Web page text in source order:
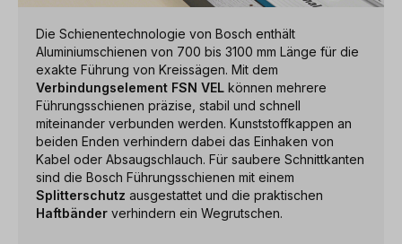
Die Schienentechnologie von Bosch enthält
Aluminiumschienen von 700 bis 3100 mm Länge für die
exakte Führung von Kreissägen. Mit dem
Verbindungselement FSN VEL können mehrere
Führungsschienen präzise, stabil und schnell
miteinander verbunden werden. Kunststoffkappen an
beiden Enden verhindern dabei das Einhaken von
Kabel oder Absaugschlauch. Für saubere Schnittkanten
sind die Bosch Führungsschienen mit einem
Splitterschutz ausgestattet und die praktischen
Haftbänder verhindern ein Wegrutschen.